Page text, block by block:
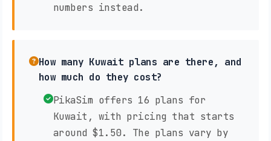
numbers instead.
How many Kuwait plans are there, and
how much do they cost?
PikaSim offers 16 plans for
Kuwait, with pricing that starts
around $1.50. The plans vary by